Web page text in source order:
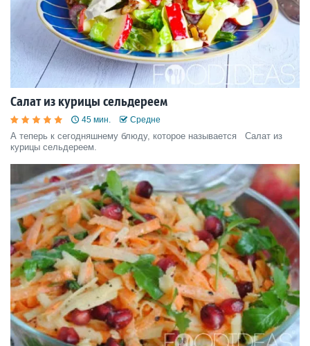
Салат из курицы сельдереем
45 мин. Средне
А теперь к сегодняшнему блюду, которое называется Салат из
курицы сельдереем.